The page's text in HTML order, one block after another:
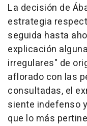
La decisión de
estrategia
seguida hasta
explicación
irregulares" de
aflorado con las
consultadas, el
siente indefenso
que lo más